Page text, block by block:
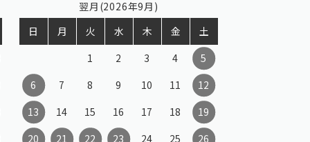
翌月(2026年9月)
日
月 火 水 木 金
土
1
2 3 4
5
6
7 8 9 10 11
12
13
14 15 16 17 18
19
20
21 22 23 24 25
26